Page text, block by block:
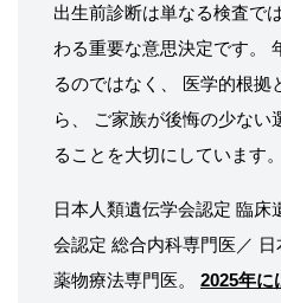
出生前診断は単なる検査で
わる重要な意思決定です。
るのではなく、 医学的根拠
ら、 ご家族が後悔の少ない
ることを大切にしています。
日本人類遺伝学会認定 臨床
会認定 総合内科専門医／
薬物療法専門医。 2025年に